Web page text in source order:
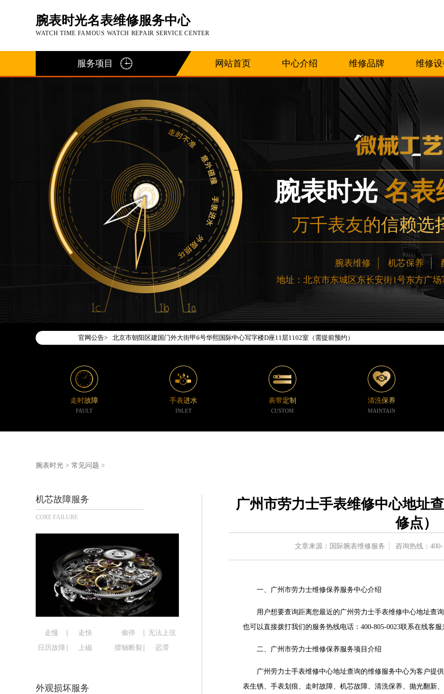
腕表时光名表维修服务中心
WATCH TIME FAMOUS WATCH REPAIR SERVICE CENTER
服务项目 网站首页 中心介绍 维修品牌 维修
腕表时光 名表
万千表友的信赖选
腕表维修 机芯保养
地址：北京市东城区东长安街1号东方广
官网公告>
2026年7月腕表时光中国区售后服务网络优化升级公告
2026年7月腕表时光全国官方售后客户服务热线：400-188-5020
腕表时光官方全国统一服务热线400-188-5020，服务覆盖中国大陆、香港、澳门、台湾全部区域（非大陆需加拨
2026年7月腕表时光售后服务中心最新网点地址：
北京市东城区东长安街1号东方广场写字楼W3座6层602室（需提前预约）
北京市朝阳区建国门外大街甲6号华熙国际中心写字楼D座11层1102室（需提前预约）
天津市和平区赤峰道136号天津国际金融中心写字楼26层2603室（需提前预约）
上海市黄浦区南京东路299号宏伊国际广场写字楼8层806室（需提前预约）
南京市秦淮区中山南路1号（新街口）南京中心写字楼22层C1-1室（需提前预约）
常州市新北区龙锦路1590号现代传媒中心写字楼5号楼10层1008室（需提前预约）
徐州市鼓楼区淮海东路29号苏宁广场IFC国际金融中心写字楼35层3508室（需提前预约）
绍兴市越城区胜利东路379号世茂天际中心写字楼8层805室（需提前预约）
南昌市红谷滩新区红谷中大道998号绿地双子塔（中央广场）A1座办公楼14层07室（需提前预约）
济南市历下区经十路11111号华润中心写字楼（万象城）15层1508室（需提前预约）
广州市天河区天河路230号万菱汇国际中心写字楼A塔7层704室（需提前预约）
广州市越秀区环市东路371-375号世界贸易中心大厦南塔写字楼15层07室（需提前预约）
深圳市罗湖区深南东路5001号华润大厦写字楼17层1701室（需提前预约）
惠州市惠城区江北文昌一路7号华贸大厦写字楼1座30层05室（需提前预约）
厦门市思明区湖滨东路95号华润大厦写字楼B座11层1104室（需提前预约）
福州市鼓楼区五四路128-1号恒力城写字楼15层03室（需提前预约）
成都市锦江区人民东路6号SAC东原中心写字楼24层2406B室（需提前预约）
长沙市芙蓉区定王台街道建湘路393号世茂环球金融中心写字楼（芙蓉广场）10层13室（需提前预约）
郑州市二七区铭功路10号华润大厦写字楼29层2905室（需提前预约）
走时故障
FAULT
手表进水
INLET
表带定制
CUSTOM
清洗保养
MAINTAIN
腕表时光 > 常见问题 >
机芯故障服务
CORE FAILURE
走慢 走快 偷停
无法上弦
日历故障
上磁 摆轴断裂 迟滞
外观损坏服务
广州市劳力士手表维修中心地址
修点）
文章来源：国际腕表维修服务 咨询热线：
一、广州市劳力士维修保养服务中心介绍
用户想要查询距离您最近的广州劳力士手表维修中心地址查
也可以直接拨打我们的服务热线电话：400-805-0023联系在线客
二、广州市劳力士维修保养服务项目介绍
广州劳力士手表维修中心地址查询的维修服务中心为客户提
表生锈、手表划痕、走时故障、机芯故障、清洗保养、抛光翻新